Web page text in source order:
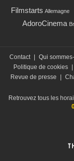
Filmstarts Allemagne
AdoroCinema
Contact | Qui
Politique de cookies |
Revue de presse
|
Retrouvez tous les